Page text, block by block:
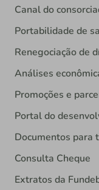
Canal do
Portabilidade de
Renegociação de
Análises
Promoções e
Portal do
Documentos para
Consulta Cheque
Extratos da